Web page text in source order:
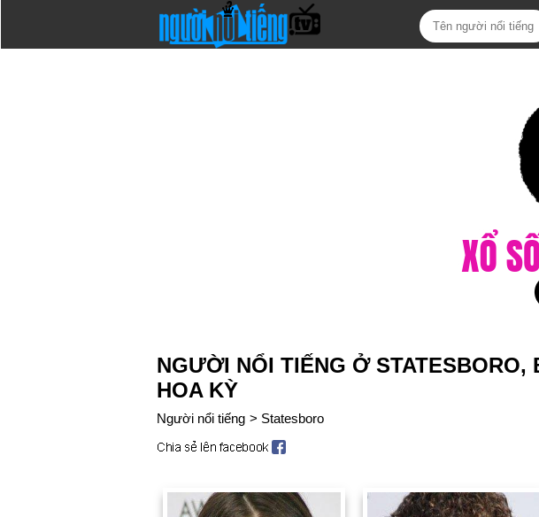
NGƯỜI NỔI TIẾNG Ở STATESBORO,
HOA KỲ
Người nổi tiếng > Statesboro